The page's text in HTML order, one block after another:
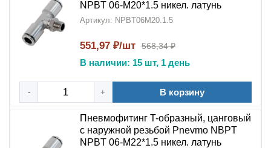
NPBT 06-M20*1.5 никел. латунь
Артикул: NPBT06M20.1.5
551,97 ₽/шт 568,34 ₽
В наличии: 15 шт, 1 день
- + В корзину
Пневмофитинг T-образный, цанговый
с наружной резьбой Pnevmo NBPT
NPBT 06-M22*1.5 никел. латунь